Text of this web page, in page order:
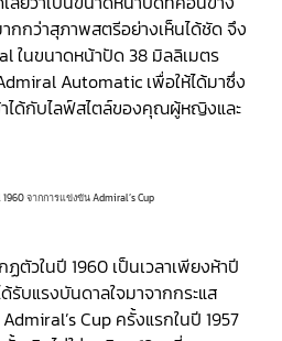
กกว่าสุภาพสตรีอย่างเห็นได้ชัด จึง
ในขนาดหน้าปัด 38 มิลลิเมตร
Automatic เพื่อให้ได้มาซึ่ง
ได้กับไลฟ์สไตล์ของคุณผู้หญิงและ
ตัวในปี 1960 เป็นเวลาเพียงห้าปี
บแรงบันดาลใจมาจากกระแส
Cup ครั้งแรกในปี 1957